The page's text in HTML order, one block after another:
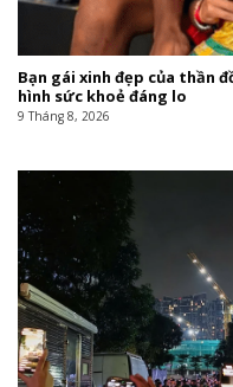
Bạn gái xinh đẹp của thần
hình sức khoẻ đáng lo
9 Tháng 8, 2026